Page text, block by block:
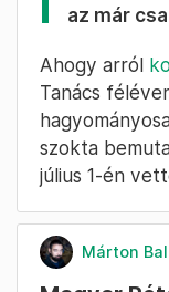
az már
Ahogy arról
Tanács
szokta
július 1-én
Márton